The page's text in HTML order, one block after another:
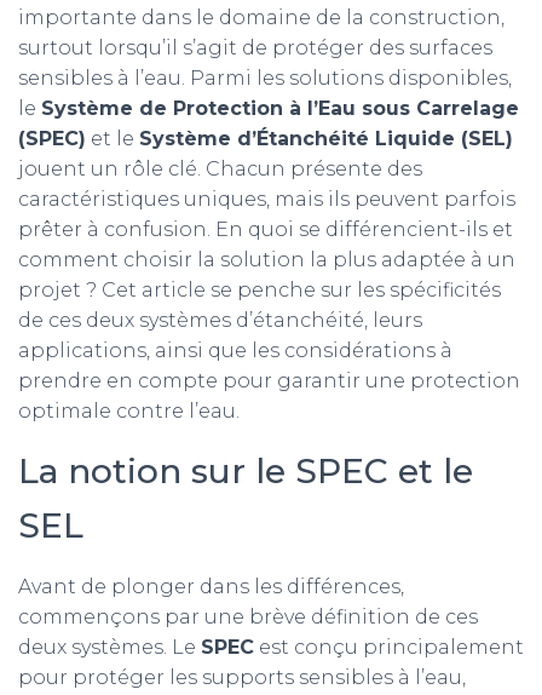
importante dans le domaine de la construction,
surtout lorsqu’il s’agit de protéger des surfaces
sensibles à l’eau. Parmi les solutions disponibles,
le Système de Protection à l’Eau sous Carrelage
(SPEC) et le Système d’Étanchéité Liquide (SEL)
jouent un rôle clé. Chacun présente des
caractéristiques uniques, mais ils peuvent parfois
prêter à confusion. En quoi se différencient-ils et
comment choisir la solution la plus adaptée à un
projet ? Cet article se penche sur les spécificités
de ces deux systèmes d’étanchéité, leurs
applications, ainsi que les considérations à
prendre en compte pour garantir une protection
optimale contre l’eau.
La notion sur le SPEC et le
SEL
Avant de plonger dans les différences,
commençons par une brève définition de ces
deux systèmes. Le SPEC est conçu principalement
pour protéger les supports sensibles à l’eau,